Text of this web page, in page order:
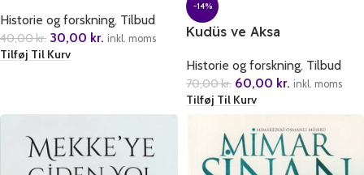
Historie og forskning, Tilbud
40,00kr. 30,00 kr. inkl. moms
Tilføj Til Kurv
-14%
Kudüs ve Aksa
Historie og forskning, Tilbud
70,00kr. 60,00 kr. inkl. moms
Tilføj Til Kurv